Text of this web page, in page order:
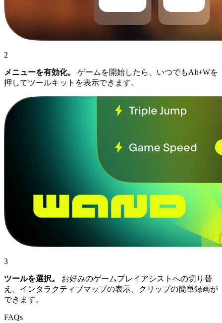
2
メニューを有効化。
ゲームを開始したら、いつでもAlt+Wを
押してツールキットを表示できます。
3
ツールを選択。
お好みのゲームプレイアシストへの切り替
え、インタラクティブマップの表示、クリップの簡単録画が
できます。
FAQs